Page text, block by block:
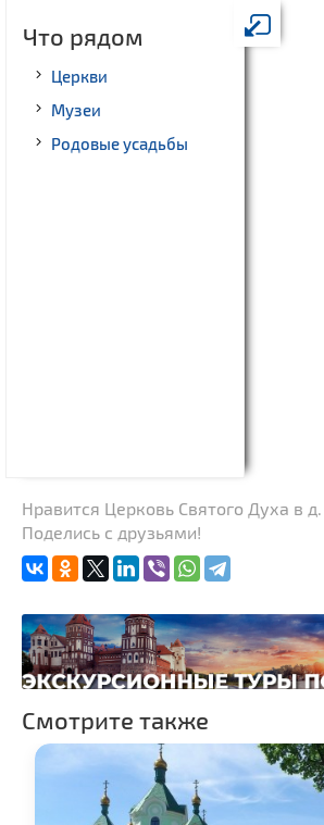
Что рядом
Церкви
Музеи
Родовые усадьбы
Нравится Церковь Святого Духа в д.
Поделись с друзьями!
Смотрите также